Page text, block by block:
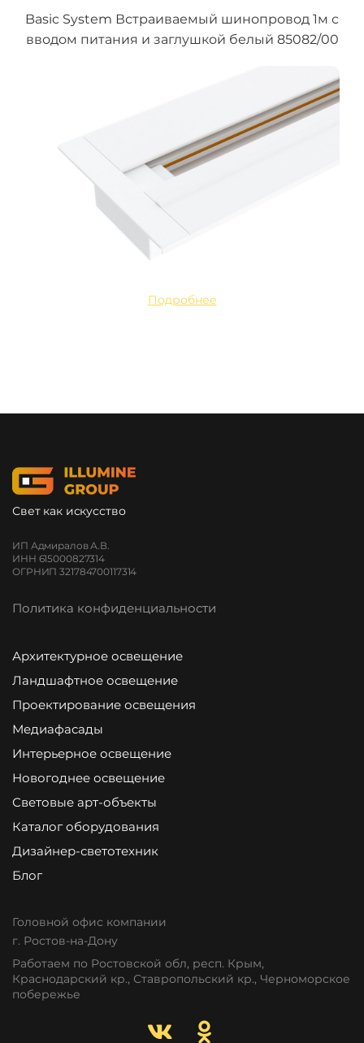
Basic System Встраиваемый шинопровод 1м с
вводом питания и заглушкой белый 85082/00
Подробнее
Свет как искусство
ИП Адмиралов А.В.
ИНН 615000827314
ОГРНИП 321784700117314
Политика конфиденциальности
Архитектурное освещение
Ландшафтное освещение
Проектирование освещения
Медиафасады
Интерьерное освещение
Новогоднее освещение
Световые арт-объекты
Каталог оборудования
Дизайнер-светотехник
Блог
Головной офис компании
г. Ростов-на-Дону
Работаем по Ростовской обл, респ. Крым,
Краснодарский кр., Ставропольский кр., Черноморское
побережье